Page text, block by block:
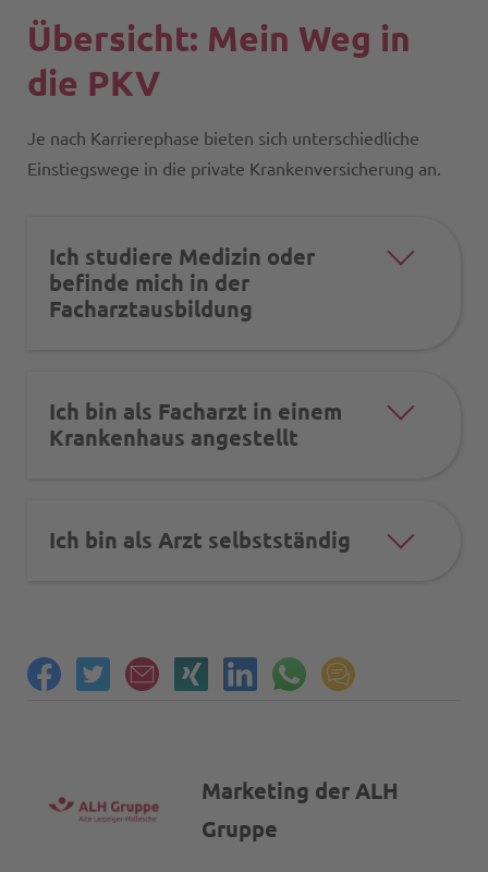
Übersicht: Mein Weg in
die PKV
Je nach Karrierephase bieten sich unterschiedliche
Einstiegswege in die private Krankenversicherung an.
Ich studiere Medizin oder
befinde mich in der
Facharztausbildung
Ich bin als Facharzt in einem
Krankenhaus angestellt
Ich bin als Arzt selbstständig
Marketing der ALH
Gruppe